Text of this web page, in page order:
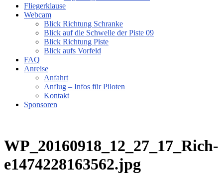
Fliegerklause
Webcam
Blick Richtung Schranke
Blick auf die Schwelle der Piste 09
Blick Richtung Piste
Blick aufs Vorfeld
FAQ
Anreise
Anfahrt
Anflug – Infos für Piloten
Kontakt
Sponsoren
WP_20160918_12_27_17_Rich-
e1474228163562.jpg